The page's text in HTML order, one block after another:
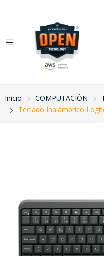
Inicio COMPUTACIÓN
Teclado Inalámbrico